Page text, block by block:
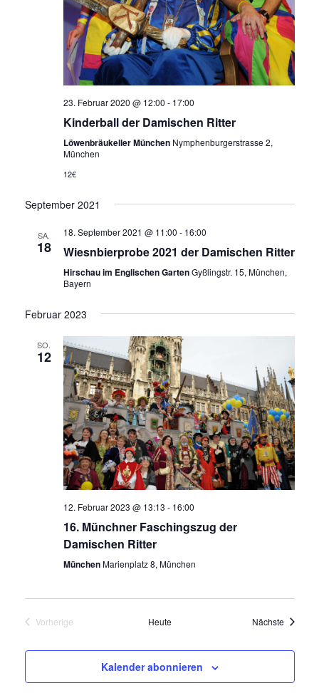
23. Februar 2020 @ 12:00 - 17:00
Kinderball der Damischen Ritter
Löwenbräukeller München Nymphenburgerstrasse 2,
München
12€
September 2021
SA.
18
18. September 2021 @ 11:00 - 16:00
Wiesnbierprobe 2021 der Damischen Ritter
Hirschau im Englischen GartenGyßlingstr. 15, München,
Bayern
Februar 2023
SO.
12
12. Februar 2023 @ 13:13 - 16:00
16. Münchner Faschingszug der
Damischen Ritter
MünchenMarienplatz 8, München
Vorherige
Heute Nächste
Kalender abonnieren